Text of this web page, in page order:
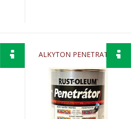
ALKYTON PENETRATOR